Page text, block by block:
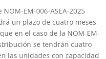
EM-006-ASEA-2025
un plazo de cuatro meses
en el caso de la NOM-EM-
se tendrán cuatro
las unidades con capacidad